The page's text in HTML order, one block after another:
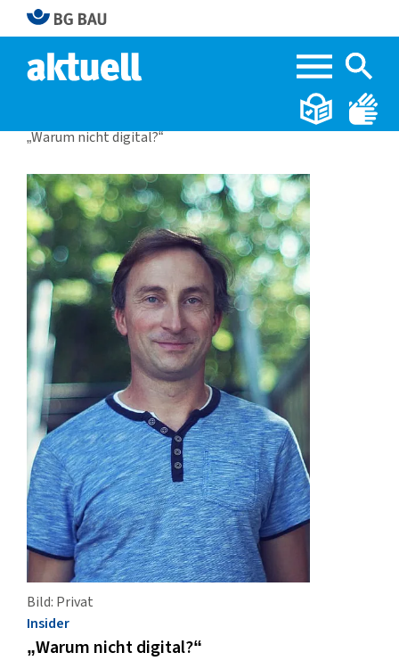
„Warum nicht digital?“
Bild: Privat
Insider
„Warum nicht digital?“